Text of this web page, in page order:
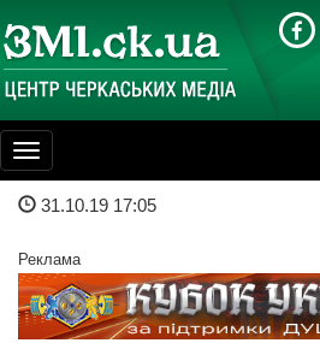
Toggle
navigation
31.10.19 17:05
Реклама